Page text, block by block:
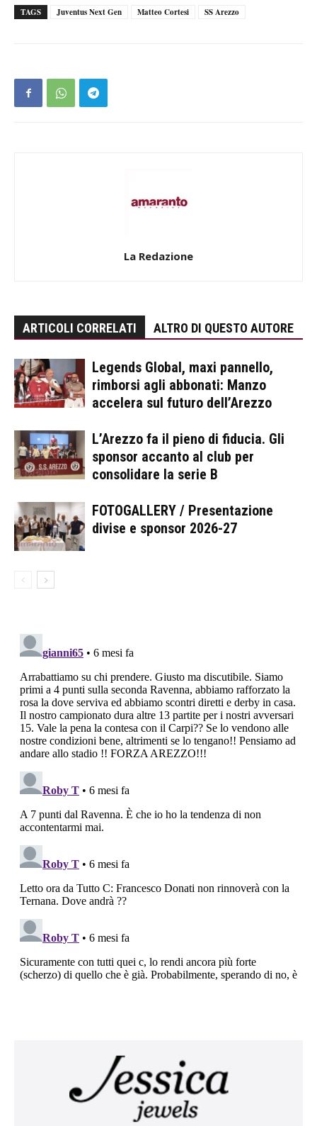
TAGS Juventus Next Gen Matteo Cortesi SS Arezzo
La Redazione
ARTICOLI CORRELATI ALTRO DI QUESTO AUTORE
Legends Global, maxi pannello,
rimborsi agli abbonati: Manzo
accelera sul futuro dell’Arezzo
L’Arezzo fa il pieno di fiducia. Gli
sponsor accanto al club per
consolidare la serie B
FOTOGALLERY / Presentazione
divise e sponsor 2026-27